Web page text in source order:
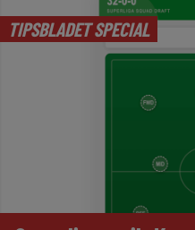
TIPSBLADET SPECIAL